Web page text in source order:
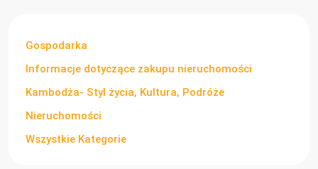
Gospodarka
Informacje dotyczące zakupu nieruchomości
Kambodża- Styl życia, Kultura, Podróże
Nieruchomości
Wszystkie Kategorie